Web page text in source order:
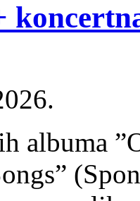
albuma